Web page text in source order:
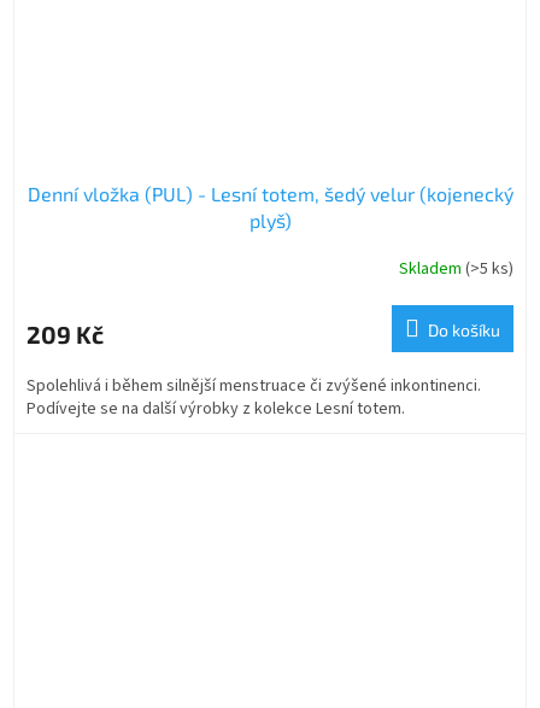
Denní vložka (PUL) - Lesní totem, šedý velur (kojenecký
plyš)
Skladem (>5 ks)
209 Kč Do košíku
Spolehlivá i během silnější menstruace či zvýšené inkontinenci.
Podívejte se na další výrobky z kolekce Lesní totem.